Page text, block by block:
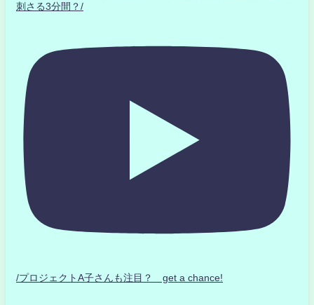
刺さる3分間？/
/プロジェクトA子さんも注目？ get a chance!